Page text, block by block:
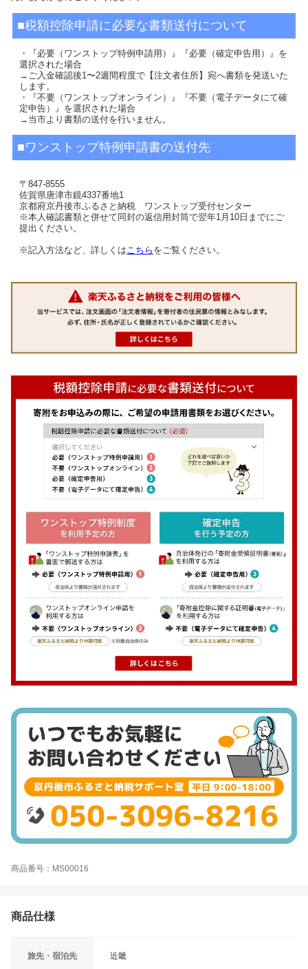
■税額控除申請に必要な書類送付について
・『必要（ワンストップ特例申請用）』『必要（確定申告用）』を
選択された場合
→ご入金確認後1〜2週間程度で【注文者住所】宛へ書類を発送いた
します。
・『不要（ワンストップオンライン）』『不要（電子データにて確
定申告）』を選択された場合
→当市より書類の送付を行いません。
■ワンストップ特例申請書の送付先
〒847-8555
佐賀県唐津市鏡4337番地1
京都府京丹後市ふるさと納税 ワンストップ受付センター
※本人確認書類と併せて同封の返信用封筒で翌年1月10日までにご
提出ください。
※記入方法など、詳しくはこちら をご覧ください。
商品番号：MS00016
商品仕様
旅先・宿泊先 近畿